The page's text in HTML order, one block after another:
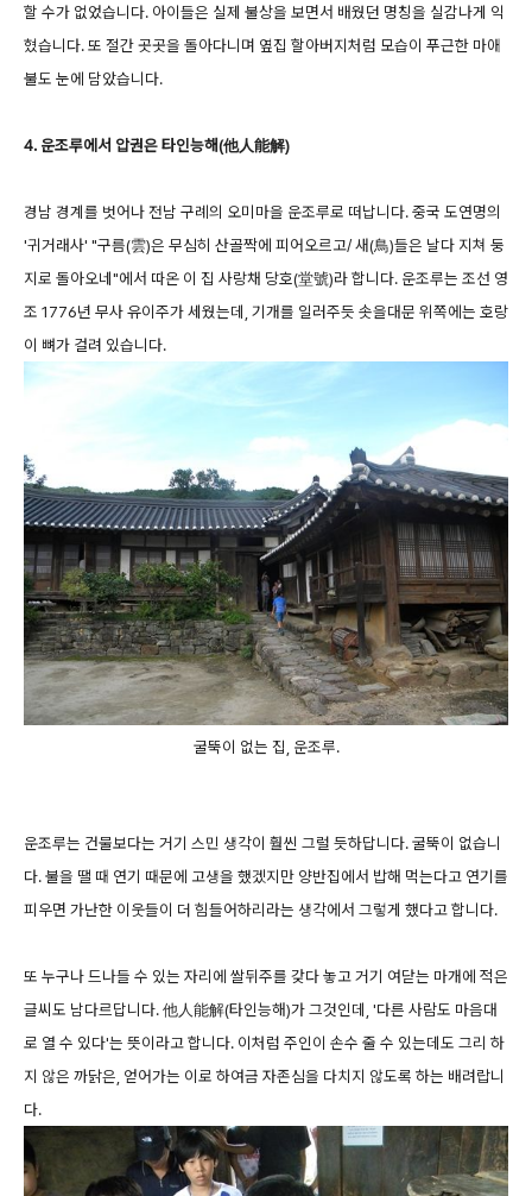
할 수가 없었습니다. 아이들은 실제 불상을 보면서 배웠던 명칭을 실감나게 익
혔습니다. 또 절간 곳곳을 돌아다니며 옆집 할아버지처럼 모습이 푸근한 마애
불도 눈에 담았습니다.
4. 운조루에서 압권은 타인능해(他人能解)
경남 경계를 벗어나 전남 구례의 오미마을 운조루로 떠납니다. 중국 도연명의
'귀거래사' "구름(雲)은 무심히 산골짝에 피어오르고/ 새(鳥)들은 날다 지쳐 둥
지로 돌아오네"에서 따온 이 집 사랑채 당호(堂號)라 합니다. 운조루는 조선 영
조 1776년 무사 유이주가 세웠는데, 기개를 일러주듯 솟을대문 위쪽에는 호랑
이 뼈가 걸려 있습니다.
굴뚝이 없는 집, 운조루.
운조루는 건물보다는 거기 스민 생각이 훨씬 그럴 듯하답니다. 굴뚝이 없습니
다. 불을 땔 때 연기 때문에 고생을 했겠지만 양반집에서 밥해 먹는다고 연기를
피우면 가난한 이웃들이 더 힘들어하리라는 생각에서 그렇게 했다고 합니다.
또 누구나 드나들 수 있는 자리에 쌀뒤주를 갖다 놓고 거기 여닫는 마개에 적은
글씨도 남다르답니다. 他人能解(타인능해)가 그것인데, '다른 사람도 마음대
로 열 수 있다'는 뜻이라고 합니다. 이처럼 주인이 손수 줄 수 있는데도 그리 하
지 않은 까닭은, 얻어가는 이로 하여금 자존심을 다치지 않도록 하는 배려랍니
다.